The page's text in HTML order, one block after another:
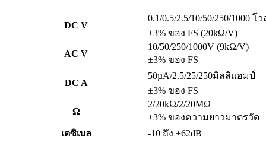
DC V
0.1/0.5/2.5/10/50/250/1000 โ
±3% ของ FS (20kΩ/V)
AC V
10/50/250/1000V (9kΩ/V)
±3% ของ FS
DC A
50µA/2.5/25/250มิลลิแอมป์
±3% ของ FS
Ω
2/20kΩ/2/20MΩ
±3% ของความยาวมาตรวัด
เดซิเบล
-10 ถึง +62dB